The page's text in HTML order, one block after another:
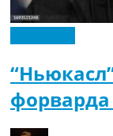
форварда